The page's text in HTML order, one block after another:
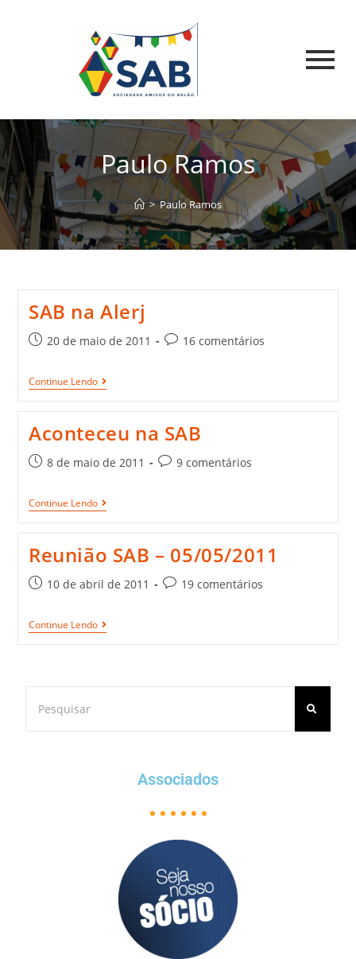
Paulo Ramos
> Paulo Ramos
SAB na Alerj
20 de maio de 2011 16 comentários
Continue Lendo
Aconteceu na SAB
8 de maio de 2011 9 comentários
Continue Lendo
Reunião SAB – 05/05/2011
10 de abril de 2011 19 comentários
Continue Lendo
Associados